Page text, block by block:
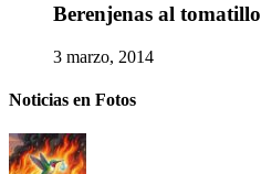
Berenjenas al tomatillo
3 marzo, 2014
Noticias en Fotos